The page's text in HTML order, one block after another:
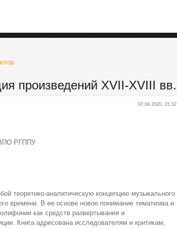
произведений XVII-XVIII вв.
07.04.2020, 15:32
РГППУ
теоретико-аналитическую концепцию музыкального
времени. В ее основе новое понимание тематизма и
как средств развертывания и
Книга адресована исследователям и критикам,